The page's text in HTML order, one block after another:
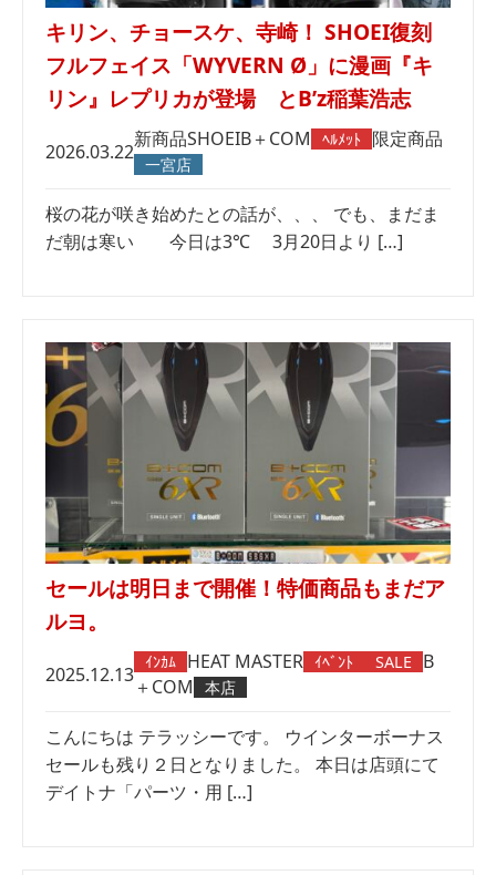
キリン、チョースケ、寺崎！ SHOEI復刻
フルフェイス「WYVERN Ø」に漫画『キ
リン』レプリカが登場 とB’z稲葉浩志
2026.03.22
新商品SHOEIB＋COM ﾍﾙﾒｯﾄ 限定商品
一宮店
桜の花が咲き始めたとの話が、、、 でも、まだま
だ朝は寒い 今日は3℃ 3月20日より […]
セールは明日まで開催！特価商品もまだア
ルヨ。
2025.12.13
ｲﾝｶﾑ HEAT MASTER ｲﾍﾞﾝﾄ SALE B
＋COM
本店
こんにちは テラッシーです。 ウインターボーナス
セールも残り２日となりました。 本日は店頭にて
デイトナ「パーツ・用 […]